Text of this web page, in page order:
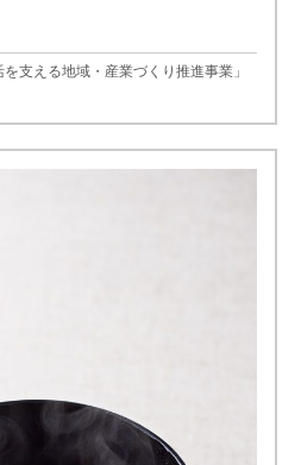
支える地域・産業づくり推進事業」